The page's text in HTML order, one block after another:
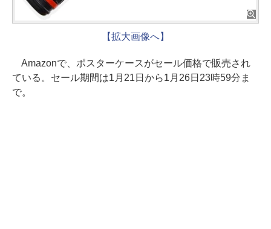
【拡大画像へ】
Amazonで、ポスターケースがセール価格で販売され
ている。セール期間は1月21日から1月26日23時59分ま
で。